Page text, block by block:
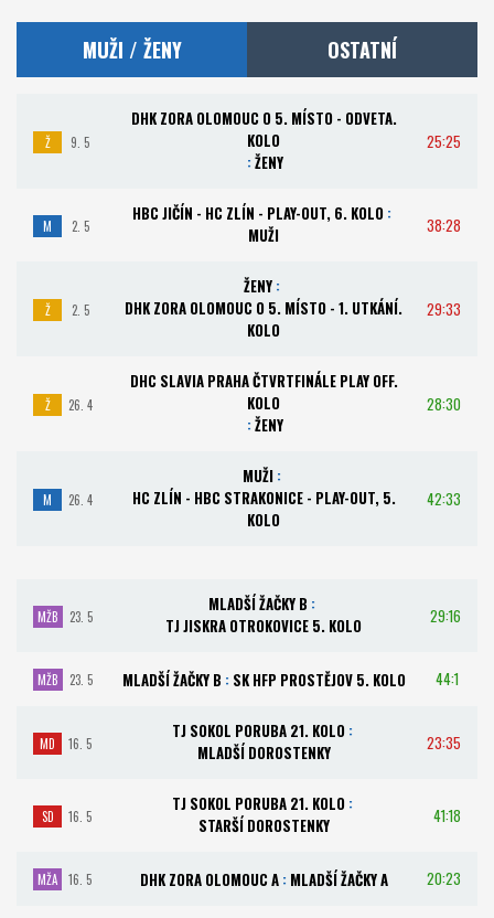
MUŽI / ŽENY OSTATNÍ
Ž 9. 5
DHK ZORA OLOMOUC O 5. MÍSTO - ODVETA.
KOLO
: ŽENY
25:25
M 2. 5
HBC JIČÍN - HC ZLÍN - PLAY-OUT, 6. KOLO :
MUŽI
38:28
Ž 2. 5
ŽENY :
DHK ZORA OLOMOUC O 5. MÍSTO - 1. UTKÁNÍ.
KOLO
29:33
Ž 26. 4
DHC SLAVIA PRAHA ČTVRTFINÁLE PLAY OFF.
KOLO
: ŽENY
28:30
M 26. 4
MUŽI :
HC ZLÍN - HBC STRAKONICE - PLAY-OUT, 5.
KOLO
42:33
MŽB 23. 5
MLADŠÍ ŽAČKY B :
TJ JISKRA OTROKOVICE 5. KOLO
29:16
MŽB 23. 5 MLADŠÍ ŽAČKY B : SK HFP PROSTĚJOV 5. KOLO 44:1
MD 16. 5
TJ SOKOL PORUBA 21. KOLO :
MLADŠÍ DOROSTENKY
23:35
SD 16. 5
TJ SOKOL PORUBA 21. KOLO :
STARŠÍ DOROSTENKY
41:18
MŽA 16. 5 DHK ZORA OLOMOUC A: MLADŠÍ ŽAČKY A 20:23